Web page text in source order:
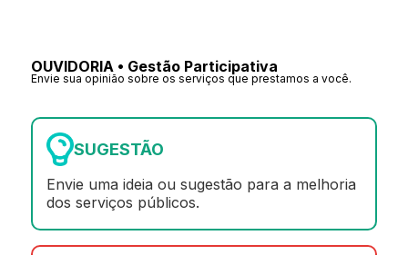
OUVIDORIA • Gestão Participativa
Envie sua opinião sobre os serviços que prestamos a você.
SUGESTÃO
Envie uma ideia ou sugestão para a melhoria
dos serviços públicos.